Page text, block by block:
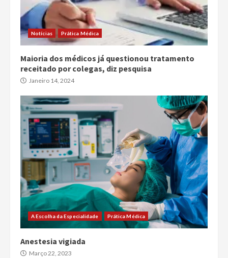
Notícias Prática Médica
Maioria dos médicos já questionou tratamento
receitado por colegas, diz pesquisa
Janeiro 14, 2024
A Escolha da Especialidade Prática Médica
Anestesia vigiada
Março 22, 2023